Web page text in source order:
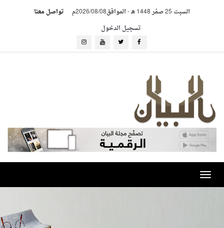
السبت 25 صفر 1448 هـ -الموافق2026/08/08م
تواصل معنا
تسجيل الدخول
Toggle
navigation